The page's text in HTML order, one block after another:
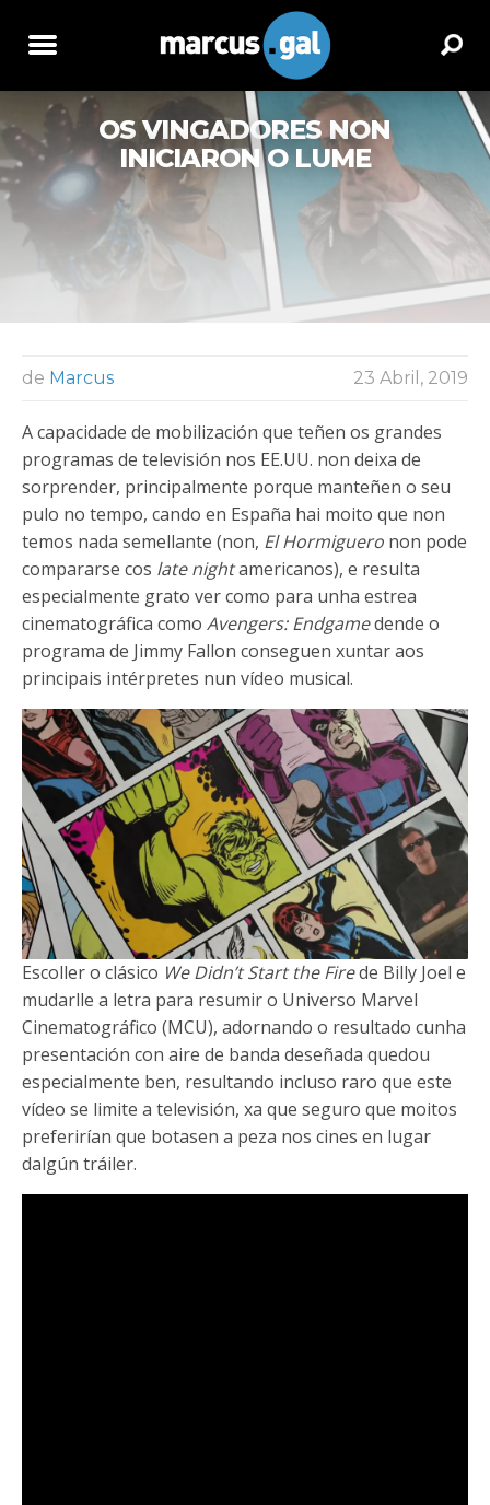
OS VINGADORES NON
INICIARON O LUME
de Marcus 23 Abril, 2019
A capacidade de mobilización que teñen os grandes
programas de televisión nos EE.UU. non deixa de
sorprender, principalmente porque manteñen o seu
pulo no tempo, cando en España hai moito que non
temos nada semellante (non, El Hormiguero non pode
compararse cos late nightamericanos), e resulta
especialmente grato ver como para unha estrea
cinematográfica como Avengers: Endgamedende o
programa de Jimmy Fallon conseguen xuntar aos
principais intérpretes nun vídeo musical.
Escoller o clásico We Didn’t Start the Firede Billy Joel e
mudarlle a letra para resumir o Universo Marvel
Cinematográfico (MCU), adornando o resultado cunha
presentación con aire de banda deseñada quedou
especialmente ben, resultando incluso raro que este
vídeo se limite a televisión, xa que seguro que moitos
preferirían que botasen a peza nos cines en lugar
dalgún tráiler.